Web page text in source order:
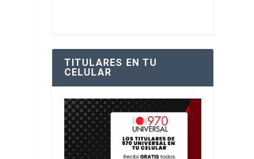
TITULARES EN TU
CELULAR